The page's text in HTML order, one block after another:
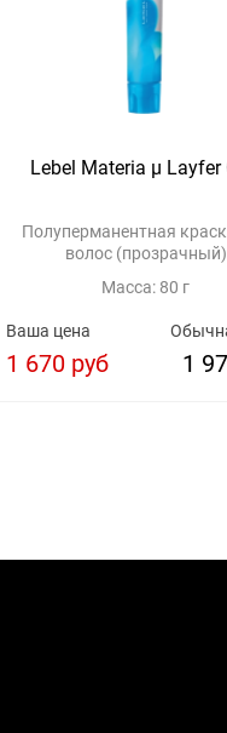
Lebel Materia μ Layfer
Полуперманентная
волос (прозрачный)
Масса: 80 г
1
Ваша цена
1 670 руб